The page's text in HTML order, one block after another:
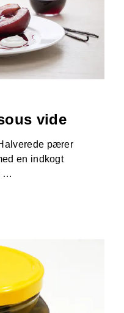
vide
pærer
en indkogt
…